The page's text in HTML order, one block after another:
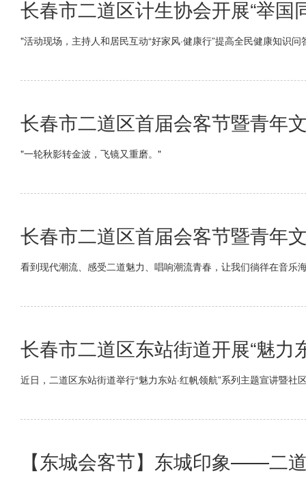
长春市二道区计生协会开展“举国
"活动现场，主持人和居民互动“好家风·健康行”提高全民健康知识问
长春市二道区首届会客节暨青
"一轮秋影转金波，飞镜又重磨。"
长春市二道区首届会客节暨青年
看到现代潮流、感受二道魅力、唱响潮流青春，让我们徜徉在音乐
长春市二道区东站街道开展“魅力
近日，二道区东站街道举行“魅力东站·红帆领航”系列主题宣讲暨社
【东城会客节】东城印象——二